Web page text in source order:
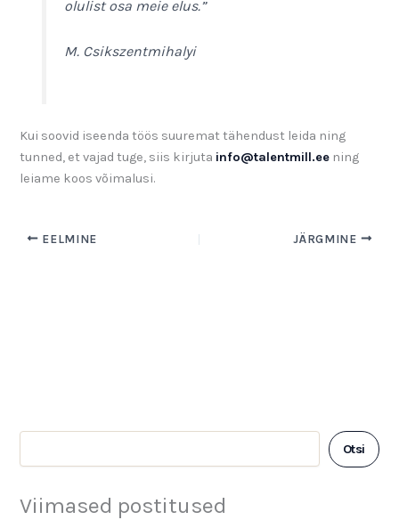
olulist osa meie elus.”
M. Csikszentmihalyi
Kui soovid iseenda töös suuremat tähendust leida ning
tunned, et vajad tuge, siis kirjuta info@talentmill.ee ning
leiame koos võimalusi.
EELMINE JÄRGMINE
Otsi
Viimased postitused